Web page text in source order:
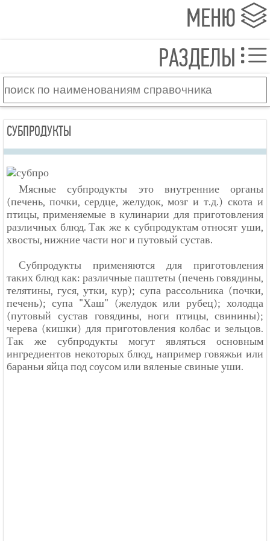
МЕНЮ
РАЗДЕЛЫ
СУБПРОДУКТЫ
Мясные субпродукты это внутренние органы
(печень, почки, сердце, желудок, мозг и т.д.) скота и
птицы, применяемые в кулинарии для приготовления
различных блюд. Так же к субпродуктам относят уши,
хвосты, нижние части ног и путовый сустав.
Субпродукты применяются для приготовления
таких блюд как: различные паштеты (печень говядины,
телятины, гуся, утки, кур); супа рассольника (почки,
печень); супа "Хаш" (желудок или рубец); холодца
(путовый сустав говядины, ноги птицы, свинины);
черева (кишки) для приготовления колбас и зельцов.
Так же субпродукты могут являться основным
ингредиентов некоторых блюд, например говяжьи или
бараньи яйца под соусом или вяленые свиные уши.